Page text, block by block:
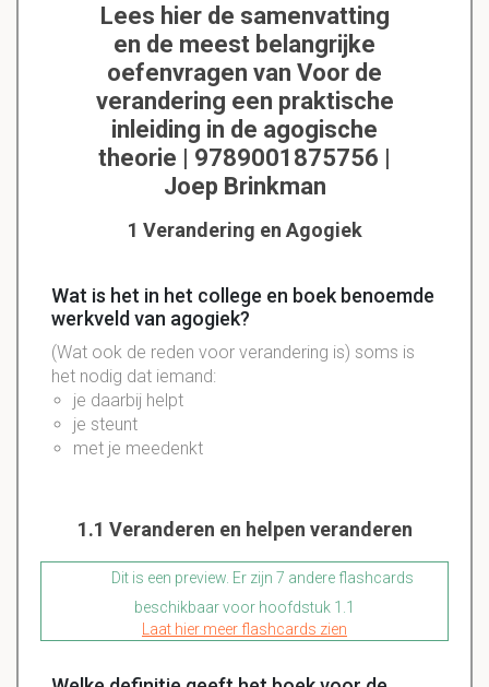
Lees hier de samenvatting
en de meest belangrijke
oefenvragen van Voor de
verandering een praktische
inleiding in de agogische
theorie | 9789001875756 |
Joep Brinkman
1 Verandering en Agogiek
Wat is het in het college en boek benoemde
werkveld van agogiek?
(Wat ook de reden voor verandering is) soms is
het nodig dat iemand:
je daarbij helpt
je steunt
met je meedenkt
1.1 Veranderen en helpen veranderen
Dit is een preview. Er zijn 7 andere flashcards
beschikbaar voor hoofdstuk 1.1
Laat hier meer flashcards zien